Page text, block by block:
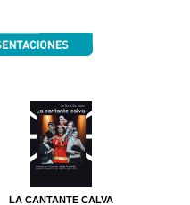
LA CANTANTE CALVA